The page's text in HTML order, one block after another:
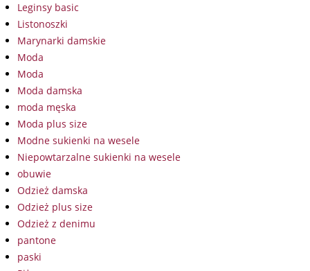
Leginsy basic
Listonoszki
Marynarki damskie
Moda
Moda
Moda damska
moda męska
Moda plus size
Modne sukienki na wesele
Niepowtarzalne sukienki na wesele
obuwie
Odzież damska
Odzież plus size
Odzież z denimu
pantone
paski